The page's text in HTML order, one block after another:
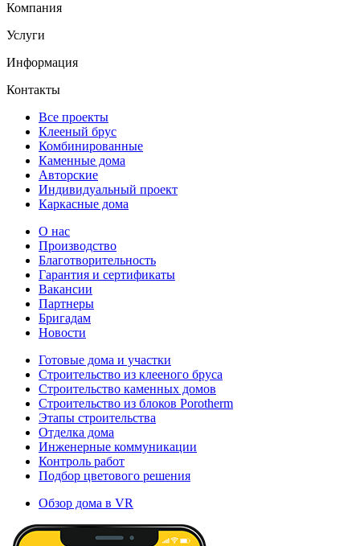
Компания
Услуги
Информация
Контакты
Все проекты
Клееный брус
Комбинированные
Каменные дома
Авторские
Индивидуальный проект
Каркасные дома
О нас
Производство
Благотворительность
Гарантия и сертификаты
Вакансии
Партнеры
Бригадам
Новости
Готовые дома и участки
Строительство из клееного бруса
Строительство каменных домов
Строительство из блоков Porotherm
Этапы строительства
Отделка дома
Инженерные коммуникации
Контроль работ
Подбор цветового решения
Обзор дома в VR